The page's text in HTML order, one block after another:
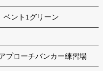
ント1グリーン
プローチバンカー練習場